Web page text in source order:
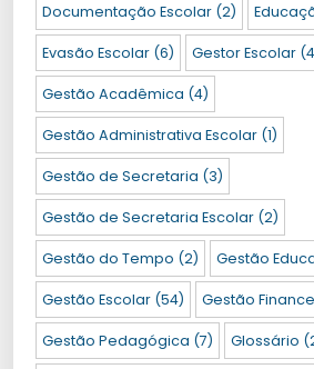
Documentação Escolar (2)
Evasão Escolar (6) Gestor Escolar
Gestão Acadêmica (4)
Gestão Administrativa Escolar (1)
Gestão de Secretaria (3)
Gestão de Secretaria Escolar (2)
Gestão do Tempo (2) Gestão
Gestão Escolar (54) Gestão
Gestão Pedagógica (7) Glossário